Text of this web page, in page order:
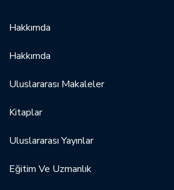
Hakkımda
Hakkımda
Uluslararası Makaleler
Kitaplar
Uluslararası Yayınlar
Eğitim Ve Uzmanlık